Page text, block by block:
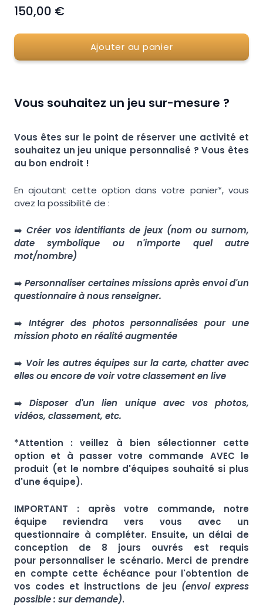
150,00 €
Ajouter au panier
Vous souhaitez un jeu sur-mesure ?
Vous êtes sur le point de réserver une activité et
souhaitez un jeu unique personnalisé ? Vous êtes
au bon endroit !
En ajoutant cette option dans votre panier*, vous
avez la possibilité de :
➡️ Créer vos identifiants de jeux (nom ou surnom,
date symbolique ou n'importe quel autre
mot/nombre)
➡️Personnaliser certaines missions après envoi d'un
questionnaire à nous renseigner.
➡️ Intégrer des photos personnalisées pour une
mission photo en réalité augmentée
➡️ Voir les autres équipes sur la carte, chatter avec
elles ou encore de voir votre classement en live
➡️Disposer d'un lien unique avec vos photos,
vidéos, classement, etc.
*Attention : veillez à bien sélectionner cette
option et à passer votre commande AVEC le
produit (et le nombre d'équipes souhaité si plus
d'une équipe).
IMPORTANT : après votre commande, notre
équipe reviendra vers vous avec un
questionnaire à compléter. Ensuite, un délai de
conception de 8 jours ouvrés est requis
pour personnaliser le scénario. Merci de prendre
en compte cette échéance pour l'obtention de
vos codes et instructions de jeu (envoi express
possible : sur demande).